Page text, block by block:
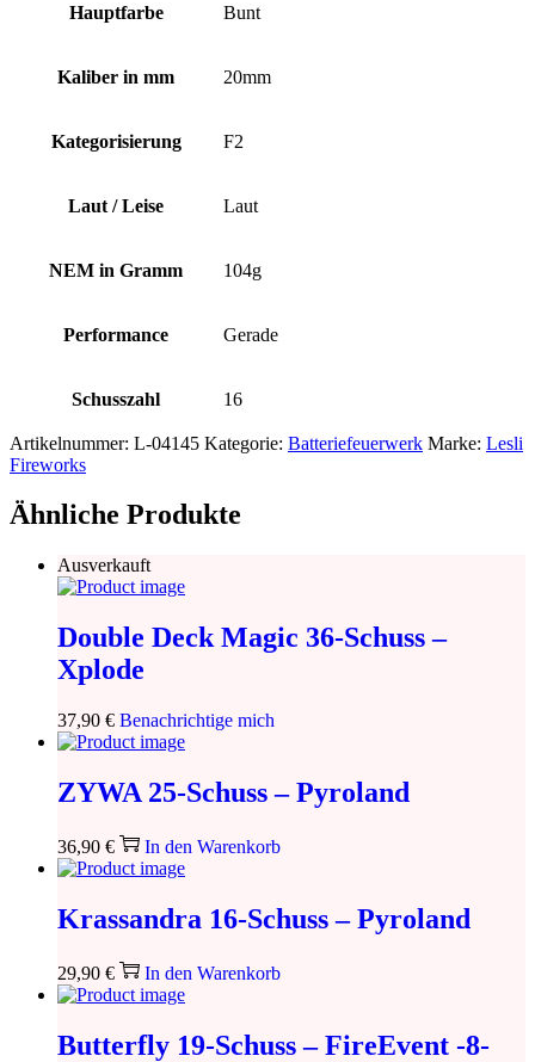
Hauptfarbe Bunt
Kaliber in mm 20mm
Kategorisierung F2
Laut / Leise Laut
NEM in Gramm 104g
Performance Gerade
Schusszahl 16
Artikelnummer: L-04145 Kategorie: Batteriefeuerwerk Marke: Lesli
Fireworks
Ähnliche Produkte
Ausverkauft
Double Deck Magic 36-Schuss –
Xplode
37,90 € Benachrichtige mich
ZYWA 25-Schuss – Pyroland
36,90 € In den Warenkorb
Krassandra 16-Schuss – Pyroland
29,90 € In den Warenkorb
Butterfly 19-Schuss – FireEvent -8-